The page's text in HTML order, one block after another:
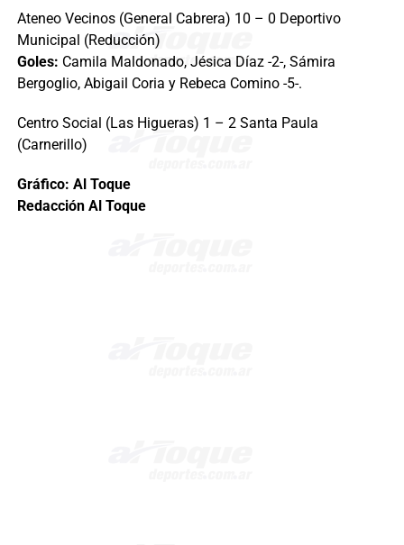
Ateneo Vecinos (General Cabrera) 10 – 0 Deportivo
Municipal (Reducción)
Goles: Camila Maldonado, Jésica Díaz -2-, Sámira
Bergoglio, Abigail Coria y Rebeca Comino -5-.
Centro Social (Las Higueras) 1 – 2 Santa Paula
(Carnerillo)
Gráfico: Al Toque
Redacción Al Toque